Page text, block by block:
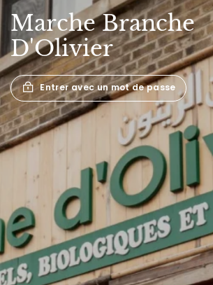
MarcheBranche
D'Olivier
Entrer avec un mot de passe